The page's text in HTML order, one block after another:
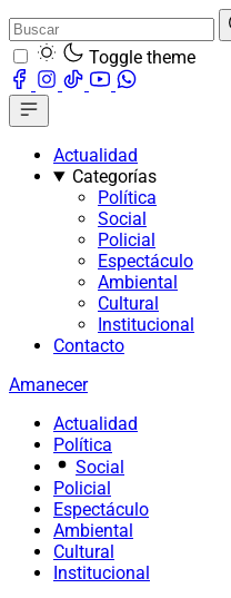
Toggle theme
Actualidad
Categorías
Política
Social
Policial
Espectáculo
Ambiental
Cultural
Institucional
Contacto
Amanecer
Actualidad
Política
Social
Policial
Espectáculo
Ambiental
Cultural
Institucional